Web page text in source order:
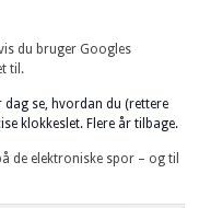
du bruger Googles
til.
dag se, hvordan du (rettere
klokkeslet. Flere år tilbage.
de elektroniske spor – og til